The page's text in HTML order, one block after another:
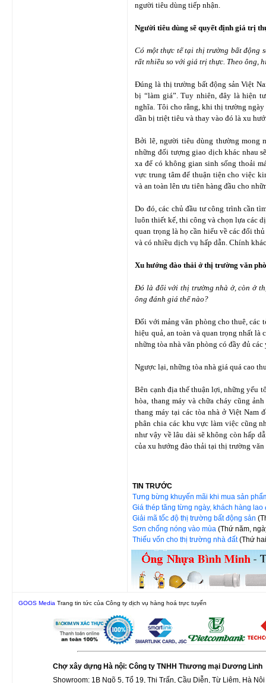
người tiêu dùng tiếp nhận.
Người tiêu dùng sẽ quyết định giá trị
Có một thực tế tại thị trường bất động
rất nhiều so với giá trị thực. Theo ông,
Đúng là thị trường bất động sản Việt
bị “làm giá”. Tuy nhiên, đây là hiện
nghĩa. Tôi cho rằng, khi thị trường
dần bị triệt tiêu và thay vào đó là xu
Bởi lẽ, người tiêu dùng thường mong
những đối tượng giao dịch khác nhau
xa để có không gian sinh sống thoải
vực trung tâm để thuận tiện cho việc
và an toàn lên ưu tiên hàng đầu cho
Do đó, các chủ đầu tư công trình cần
luôn thiết kế, thi công và chọn lựa các
quan trọng là họ cần hiểu về các đối
và có nhiều dịch vụ hấp dẫn. Chính
Xu hướng đào thải ở thị trường văn
Đó là đối với thị trường nhà ở, còn ở
ông đánh giá thế nào?
Đối với mảng văn phòng cho thuê, các
hiệu quả, an toàn và quan trọng nhất là
những tòa nhà văn phòng có đầy đủ
Ngược lại, những tòa nhà giá quá cao
Bên cạnh địa thế thuận lợi, những yếu
hòa, thang máy và chữa cháy cũng
thang máy tại các tòa nhà ở Việt Nam
phân chia các khu vực làm việc cũng
như vậy về lâu dài sẽ không còn hấp
của xu hướng đào thải tại thị trường
TIN TRƯỚC
Tưng bừng khuyến mãi khi mua sản
Giá thép tăng từng ngày, khách hàng
Giải mã tốc độ thị trường bất động sản
Sơn chống nóng vào mùa(Thứ năm,
Thiếu vốn cho thị trường nhà đất(Thứ
GOOS Media Trang tin tức của Công ty dịch vụ hàng hoá trực tuyến
Chợ xây dựng Hà nội: Công ty TNHH Thương mại Dương Linh
Showroom: 1B Ngõ 5, Tổ 19, Thị Trấn, Cầu Diễn, Từ Liêm, Hà Nội